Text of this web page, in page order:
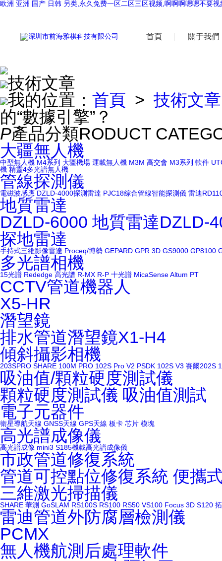
欧洲 亚洲 国产 日韩 另类,永久免费一区二区三区视频,啊啊啊嗯嗯不要
首頁 關于我們
技術文章
我的位置： 首頁 > 技術文章
的“數據引擎”？
P產品分類RODUCT
大疆無人機
中型無人機 M4系列 大疆機場 運載無人機 M3M 高交會 M3系列 軟件
機 精靈4多光譜無人機
管線探測儀
電磁波感應 DZLD-4000探測雷達 PJC18綜合管線智能探測儀 雷迪
地質雷達
DZLD-6000 地質雷達DZLD-
探地雷達
手持式三維影像雷達 Proceq/博勢 GEPARD GPR 3D GS9000 GP8100
多光譜相機
15光譜 Rededge 高光譜 R-MX R-P 十光譜 MicaSense Altum PT
CCTV管道機器人
X5-HR
潛望鏡
排水管道潛望鏡X1-H4
傾斜攝影相機
203SPRO SHARE 100M PRO 102S Pro V2 PSDK 102S V3 賽爾202S
吸油值/顆粒硬度測試儀
顆粒硬度測試儀 吸油值測試
電子元器件
衛星導航天線 GNSS天線 GPS天線 板卡 芯片 模塊
高光譜成像儀
高光譜成像 mini3 S185機載高光譜成像儀
市政管道修復系統
管道可控點位修復系統 便攜
三維激光掃描儀
SHARE 華測 GoSLAM RS100S RS100 RS50 VS100 Focus 3D S120
雷迪管道外防腐層檢測儀
PCMX
無人機航測后處理軟件